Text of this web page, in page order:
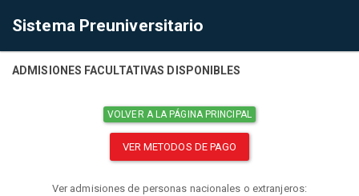
Sistema Preuniversitario
ADMISIONES FACULTATIVAS DISPONIBLES
VOLVER A LA PÁGINA PRINCIPAL
VER METODOS DE PAGO
Ver admisiones de personas nacionales o extranjeros: